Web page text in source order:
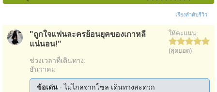
เรียงลำดับรีวิว
ให้คะแนน:
(สุดยอด)
"ถูกใจแฟนละครย้อนยุคของเกาหลี
แน่นอน!"
ช่วงเวลาที่เดินทาง:
ธันวาคม
ข้อเด่น - ไม่ไกลจากโซล เดินทางสะดวก